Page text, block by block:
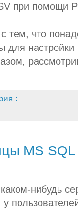
при помощи
тем, что
для настройки
:
MS
нибудь